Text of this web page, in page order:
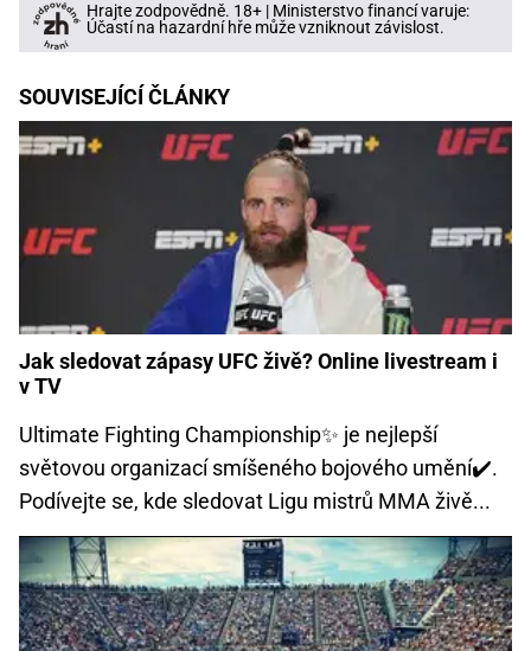
Hrajte zodpovědně. 18+ | Ministerstvo financí varuje:
Účastí na hazardní hře může vzniknout závislost.
SOUVISEJÍCÍ ČLÁNKY
Jak sledovat zápasy UFC živě? Online livestream i
v TV
Ultimate Fighting Championship✨ je nejlepší
světovou organizací smíšeného bojového umění✔️.
Podívejte se, kde sledovat Ligu mistrů MMA živě...